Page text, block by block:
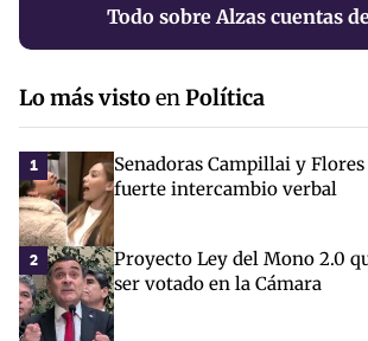
Todo sobre Alzas cuentas
Lo más vistoenPolítica
1
Senadoras Campillai y
fuerte intercambio verbal
2
Proyecto Ley del Mono 2.0
ser votado en la Cámara